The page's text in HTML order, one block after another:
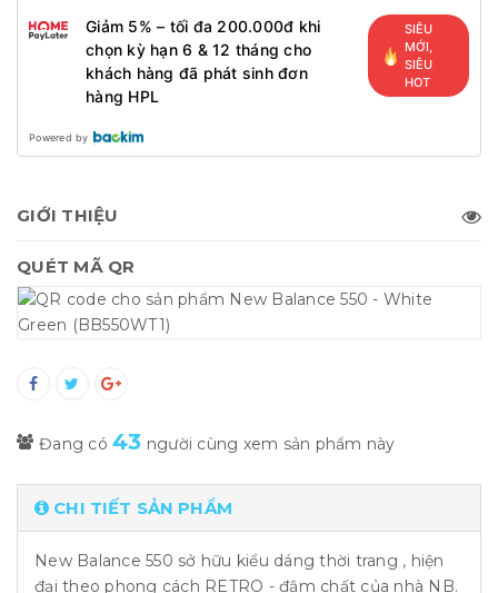
Giảm 5% – tối đa 200.000đ khi
chọn kỳ hạn 6 & 12 tháng cho
khách hàng đã phát sinh đơn
hàng HPL
SIÊU
MỚI,
SIÊU
HOT
Powered by
GIỚI THIỆU
QUÉT MÃ QR
Đang có 43 người cùng xem sản phẩm này
CHI TIẾT SẢN PHẨM
New Balance 550 sở hữu kiểu dáng thời trang , hiện
đại theo phong cách RETRO - đậm chất của nhà NB.